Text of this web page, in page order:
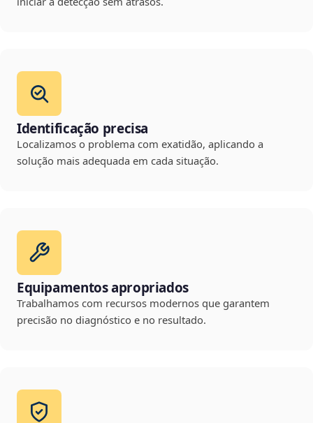
Identificação precisa
Localizamos o problema com exatidão, aplicando a
solução mais adequada em cada situação.
Equipamentos apropriados
Trabalhamos com recursos modernos que garantem
precisão no diagnóstico e no resultado.